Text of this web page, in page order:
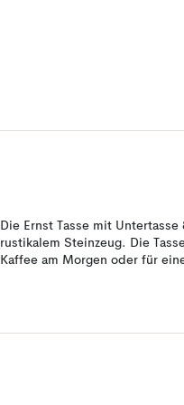
Die Ernst Tasse mit
rustikalem Steinzeug. Die
Kaffee am Morgen oder für